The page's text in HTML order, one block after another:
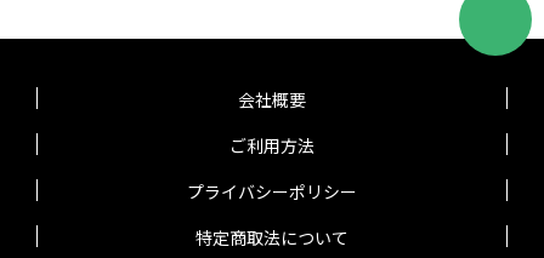
り高いことが明らかな場合)がある方。
②咳・頭痛・倦怠感などの症状がある方(軽度なも
会社概要
ご利用方法
プライバシーポリシー
特定商取法について